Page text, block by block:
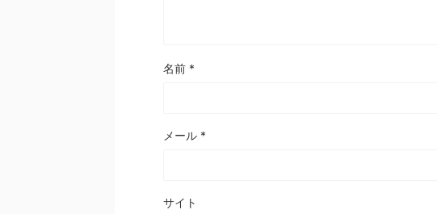
名前 *
メール *
サイト